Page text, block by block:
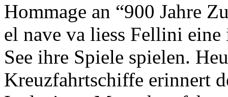
Hommage an “900 Jahre
el nave va liess Fellini
See ihre Spiele spielen.
Kreuzfahrtschiffe erinnert